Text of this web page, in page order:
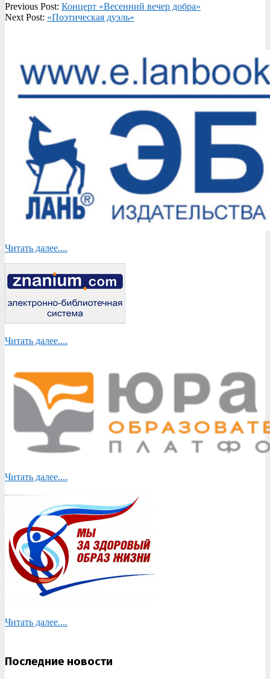
2022-
04-
Previous Post: Концерт «Весенний вечер добра»
Next Post: «Поэтическая дуэль»
Читать далее....
Читать далее....
Читать далее....
Читать далее....
Последние новости